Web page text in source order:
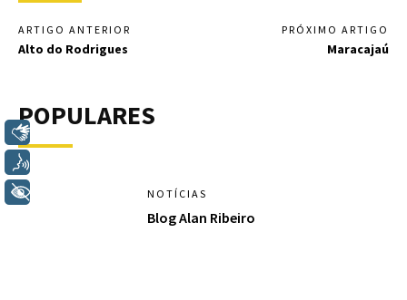
ARTIGO ANTERIOR
Alto do Rodrigues
PRÓXIMO ARTIGO
Maracajaú
POPULARES
NOTÍCIAS
Blog Alan Ribeiro
+ Acessibilidade